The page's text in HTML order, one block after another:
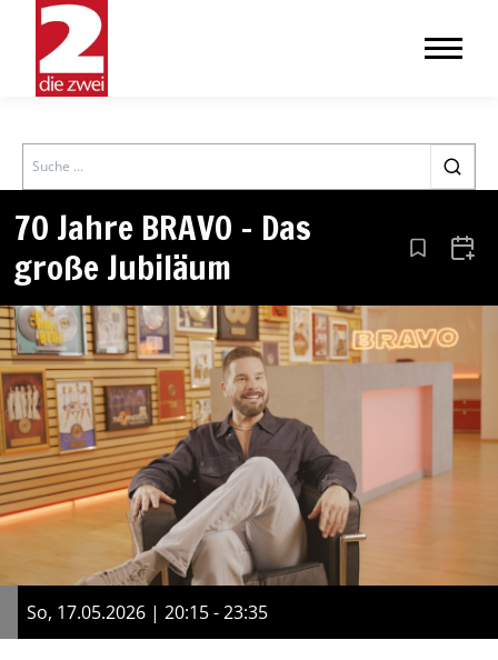
Search
70 Jahre BRAVO – Das
große Jubiläum
Aus den
So, 17.05.2026 | 20:15 - 23:35